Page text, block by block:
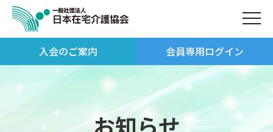
入会のご案内 会員専用ログイン
お知らせ